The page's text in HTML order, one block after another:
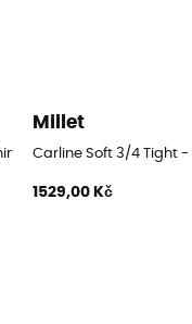
- Pánské funkční triko
Millet
Carline Soft 3/4 Tight -
1529,00 Kč